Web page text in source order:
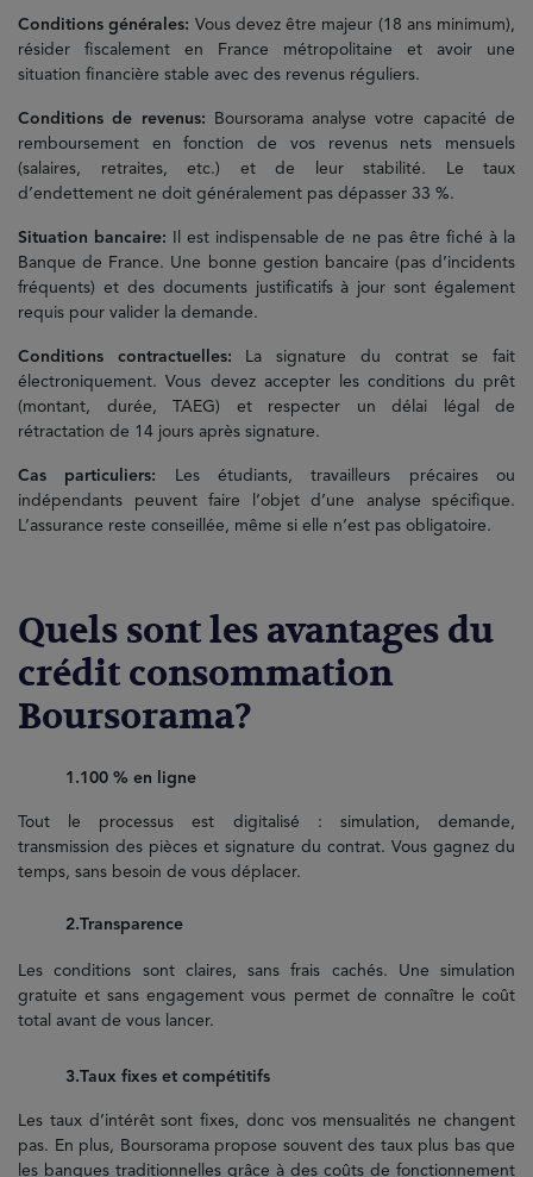
Conditions générales: Vous devez être majeur (18 ans minimum),
résider fiscalement en France métropolitaine et avoir une
situation financière stable avec des revenus réguliers.
Conditions de revenus:
Boursorama analyse votre capacité de
remboursement en fonction de vos revenus nets mensuels
(salaires, retraites, etc.) et de leur stabilité. Le taux
d’endettement ne doit généralement pas dépasser 33 %.
Situation bancaire:
Il est indispensable de ne pas être fiché à la
Banque de France. Une bonne gestion bancaire (pas d’incidents
fréquents) et des documents justificatifs à jour sont également
requis pour valider la demande.
Conditions contractuelles: La signature du contrat se fait
électroniquement. Vous devez accepter les conditions du prêt
(montant, durée, TAEG) et respecter un délai légal de
rétractation de 14 jours après signature.
Cas particuliers: Les étudiants, travailleurs précaires ou
indépendants peuvent faire l’objet d’une analyse spécifique.
L’assurance reste conseillée, même si elle n’est pas obligatoire.
Quels sont les avantages du
crédit consommation
Boursorama?
1.100 % en ligne
Tout le processus est digitalisé : simulation, demande,
transmission des pièces et signature du contrat. Vous gagnez du
temps, sans besoin de vous déplacer.
2.Transparence
Les conditions sont claires, sans frais cachés. Une simulation
gratuite et sans engagement vous permet de connaître le coût
total avant de vous lancer.
3.Taux fixes et compétitifs
Les taux d’intérêt sont fixes, donc vos mensualités ne changent
pas. En plus, Boursorama propose souvent des taux plus bas que
les banques traditionnelles grâce à des coûts de fonctionnement